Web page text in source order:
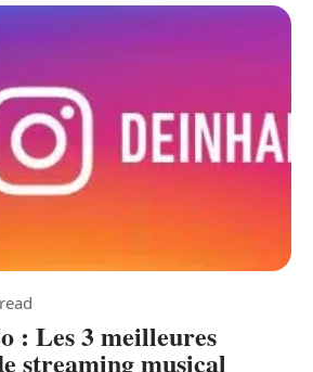
: Les 3 meilleures
streaming musical